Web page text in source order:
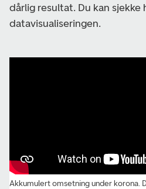
dårlig resultat. Du kan sjekke
datavisualiseringen.
Akkumulert omsetning under korona.